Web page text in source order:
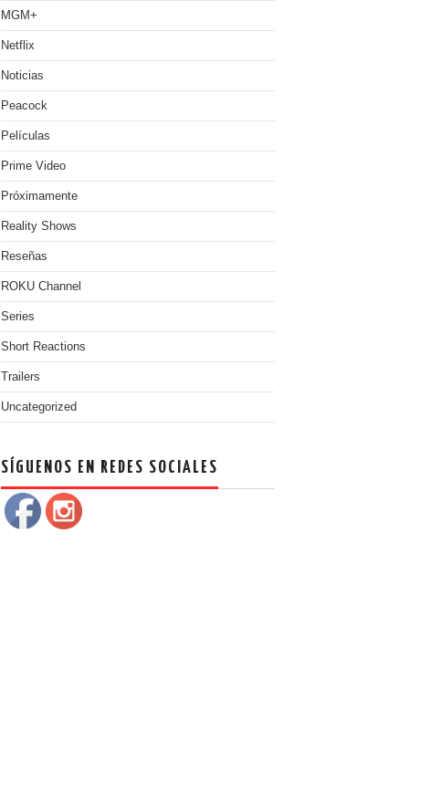
MGM+
Netflix
Noticias
Peacock
Películas
Prime Video
Próximamente
Reality Shows
Reseñas
ROKU Channel
Series
Short Reactions
Trailers
Uncategorized
SÍGUENOS EN REDES SOCIALES